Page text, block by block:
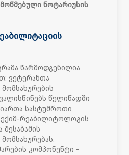
ნოტარიუსის
წარმოდგენილია
ვეტერანთა
წელიწადში
სასტუმროთი
რეაბილიტოლოგის
კომპონენტი -